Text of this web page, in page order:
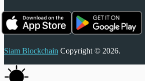
Siam Blockchain Copyright © 2026.